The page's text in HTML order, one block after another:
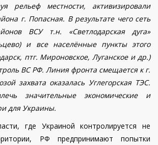
рельеф местности, активизировали
г. Попасная. В результате чего сеть
ВСУ т.н. «Светлодарская дуга»
и все населённые пункты этого
птг. Мироновское, Луганское и др.)
ВС РФ. Линия фронта смещается к г.
захвата оказалась Углегорская ТЭС.
значительные экономические и
для Украины.
где Украиной контролируется не
РФ предпринимают попытки